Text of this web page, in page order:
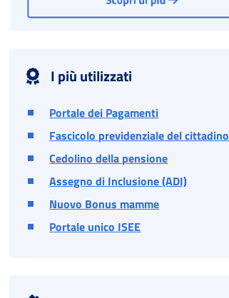
I più utilizzati
Portale dei Pagamenti
Fascicolo previdenziale del cittadino
Cedolino della pensione
Assegno di Inclusione (ADI)
Nuovo Bonus mamme
Portale unico ISEE